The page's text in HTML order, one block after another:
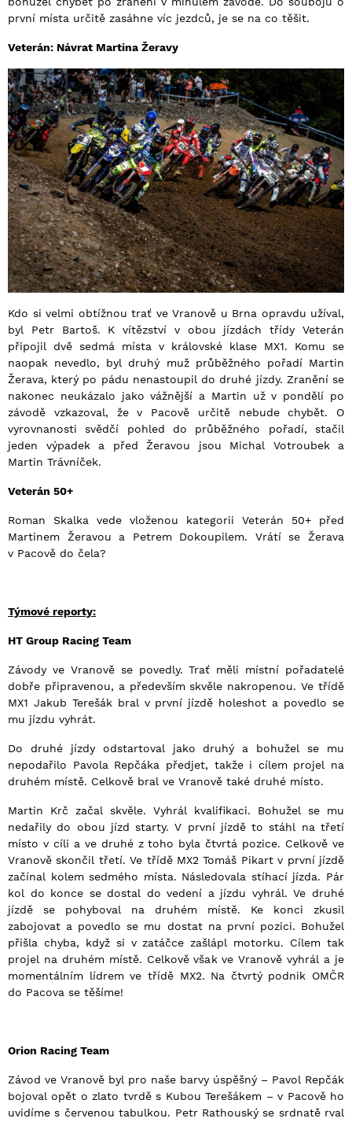
první místa určitě zasáhne víc jezdců, je se na co těšit.
Veterán: Návrat Martina Žeravy
Kdo si velmi obtížnou trať ve Vranově u Brna opravdu užíval,
byl Petr Bartoš. K vítězství v obou jízdách třídy Veterán
připojil dvě sedmá místa v královské klase MX1. Komu se
naopak nevedlo, byl druhý muž průběžného pořadí Martin
Žerava, který po pádu nenastoupil do druhé jízdy. Zranění se
nakonec neukázalo jako vážnější a Martin už v pondělí po
závodě vzkazoval, že v Pacově určitě nebude chybět. O
vyrovnanosti svědčí pohled do průběžného pořadí, stačil
jeden výpadek a před Žeravou jsou Michal Votroubek a
Martin Trávníček.
Veterán 50+
Roman Skalka vede vloženou kategorii Veterán 50+ před
Martinem Žeravou a Petrem Dokoupilem. Vrátí se Žerava
v Pacově do čela?
Týmové reporty:
HT Group Racing Team
Závody ve Vranově se povedly. Trať měli místní pořadatelé
dobře připravenou, a především skvěle nakropenou. Ve třídě
MX1 Jakub Terešák bral v první jízdě holeshot a povedlo se
mu jízdu vyhrát.
Do druhé jízdy odstartoval jako druhý a bohužel se mu
nepodařilo Pavola Repčáka předjet, takže i cílem projel na
druhém místě. Celkově bral ve Vranově také druhé místo.
Martin Krč začal skvěle. Vyhrál kvalifikaci. Bohužel se mu
nedařily do obou jízd starty. V první jízdě to stáhl na třetí
místo v cíli a ve druhé z toho byla čtvrtá pozice. Celkově ve
Vranově skončil třetí. Ve třídě MX2 Tomáš Pikart v první jízdě
začínal kolem sedmého místa. Následovala stíhací jízda. Pár
kol do konce se dostal do vedení a jízdu vyhrál. Ve druhé
jízdě se pohyboval na druhém místě. Ke konci zkusil
zabojovat a povedlo se mu dostat na první pozici. Bohužel
přišla chyba, když si v zatáčce zašlápl motorku. Cílem tak
projel na druhém místě. Celkově však ve Vranově vyhrál a je
momentálním lídrem ve třídě MX2. Na čtvrtý podnik OMČR
do Pacova se těšíme!
Orion Racing Team
Závod ve Vranově byl pro naše barvy úspěšný – Pavol Repčák
bojoval opět o zlato tvrdě s Kubou Terešákem – v Pacově ho
uvidíme s červenou tabulkou. Petr Rathouský se srdnatě rval